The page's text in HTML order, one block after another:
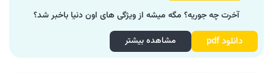
آخرت چه جوریه؟ مگه میشه از ویژگی های اون دنیا باخبر شد؟
دانلود pdf مشاهده بیشتر